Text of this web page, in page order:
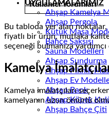
UYGULAMALARIMIZ
Ahşap Kamelya
Ahşap Pergola
Kütük Masa
Bahçe Saksısı
Sauna Modelleri
Ahşap Sundurma
Ahşap Piknik
Ahşap Ev
Ahşap Bank
Ahşap Köpek
Ahşap Bahçe Çiti
Kullanıcı Yorumları
Bu tabloda yer alan
fiyatlı bir ürün, mutlaka
seçeneği bulmanıza yardımcı
Kamelya
Kamelya imalatçıları
kamelyanın uzun ömürlü